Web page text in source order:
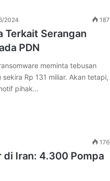
2024 187
Terkait Serangan
PDN
meminta tebusan
sekira Rp 131 miliar. Akan tetapi,
pihak…
176
di Iran: 4.300 Pompa